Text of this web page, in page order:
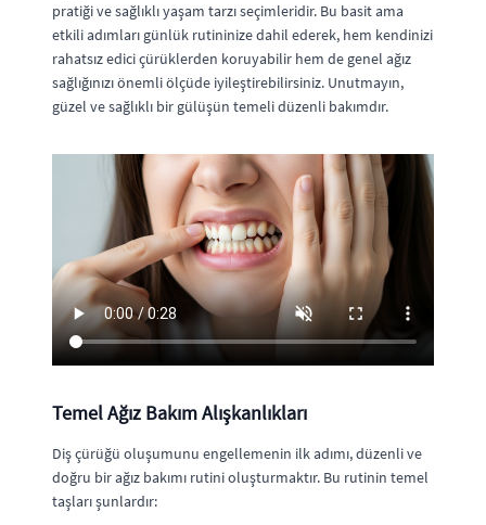
pratiği ve sağlıklı yaşam tarzı seçimleridir. Bu basit ama
etkili adımları günlük rutininize dahil ederek, hem kendinizi
rahatsız edici çürüklerden koruyabilir hem de genel ağız
sağlığınızı önemli ölçüde iyileştirebilirsiniz. Unutmayın,
güzel ve sağlıklı bir gülüşün temeli düzenli bakımdır.
Temel Ağız Bakım Alışkanlıkları
Diş çürüğü oluşumunu engellemenin ilk adımı, düzenli ve
doğru bir ağız bakımı rutini oluşturmaktır. Bu rutinin temel
taşları şunlardır: